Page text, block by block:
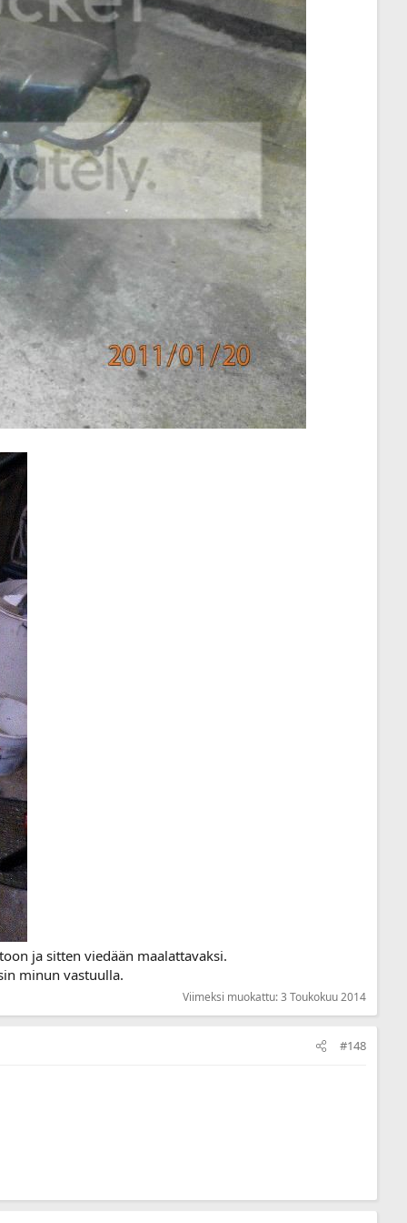
ja sitten viedään maalattavaksi.
minun vastuulla.
Viimeksi muokattu:3 Toukokuu 2014
#148